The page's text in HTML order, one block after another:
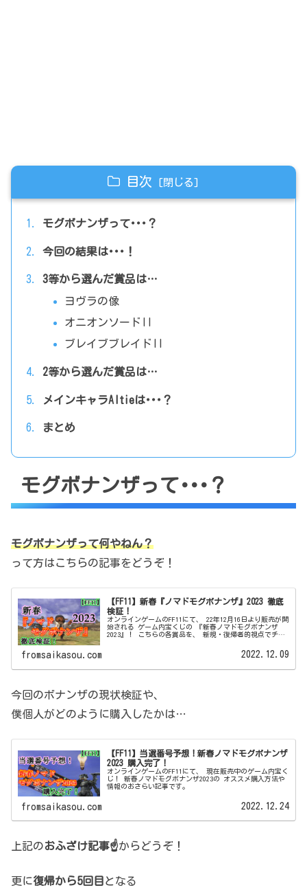
目次
モグボナンザって･･･？
今回の結果は･･･！
3等から選んだ賞品は…
ヨヴラの像
オニオンソードII
ブレイブブレイドII
2等から選んだ賞品は…
メインキャラAltieは･･･？
まとめ
モグボナンザって･･･？
モグボナンザって何やねん？
って方はこちらの記事をどうぞ！
【FF11】新春『ノマドモグボナンザ』2023 徹底
検証！
オンラインゲームのFF11にて、 22年12月16日より販売が開
始される ゲーム内宝くじの 『新春ノマドモグボナンザ
2023』！ こちらの各賞品を、 新規・復帰者的視点でチェ
fromsaikasou.com 2022.12.09
今回のボナンザの現状検証や、
僕個人がどのように購入したかは…
【FF11】当選番号予想！新春ノマドモグボナンザ
2023 購入完了！
オンラインゲームのFF11にて、 現在販売中のゲーム内宝く
じ！ 新春ノマドモグボナンザ2023の オススメ購入方法や
情報のおさらい記事です。
fromsaikasou.com 2022.12.24
上記のおふざけ記事☝からどうぞ！
更に復帰から5回目 となる